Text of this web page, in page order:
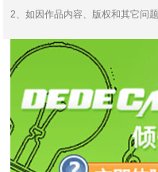
2、如因作品内容、版权和其它问